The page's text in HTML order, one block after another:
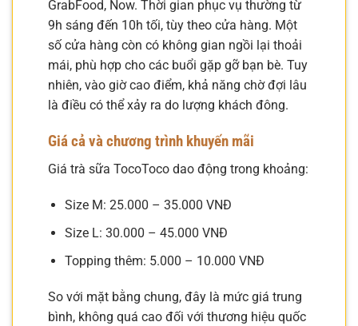
GrabFood, Now. Thời gian phục vụ thường từ
9h sáng đến 10h tối, tùy theo cửa hàng. Một
số cửa hàng còn có không gian ngồi lại thoải
mái, phù hợp cho các buổi gặp gỡ bạn bè. Tuy
nhiên, vào giờ cao điểm, khả năng chờ đợi lâu
là điều có thể xảy ra do lượng khách đông.
Giá cả và chương trình khuyến mãi
Giá trà sữa TocoToco dao động trong khoảng:
Size M: 25.000 – 35.000 VNĐ
Size L: 30.000 – 45.000 VNĐ
Topping thêm: 5.000 – 10.000 VNĐ
So với mặt bằng chung, đây là mức giá trung
bình, không quá cao đối với thương hiệu quốc